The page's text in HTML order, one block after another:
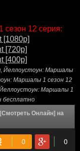
сезон 12 серия:
[1080p]
[720p]
[400p]
, Йеллоустоун: Маршалы
Маршалы 1 сезон 12
Маршалы 1
бесплатно
Онлайн] на